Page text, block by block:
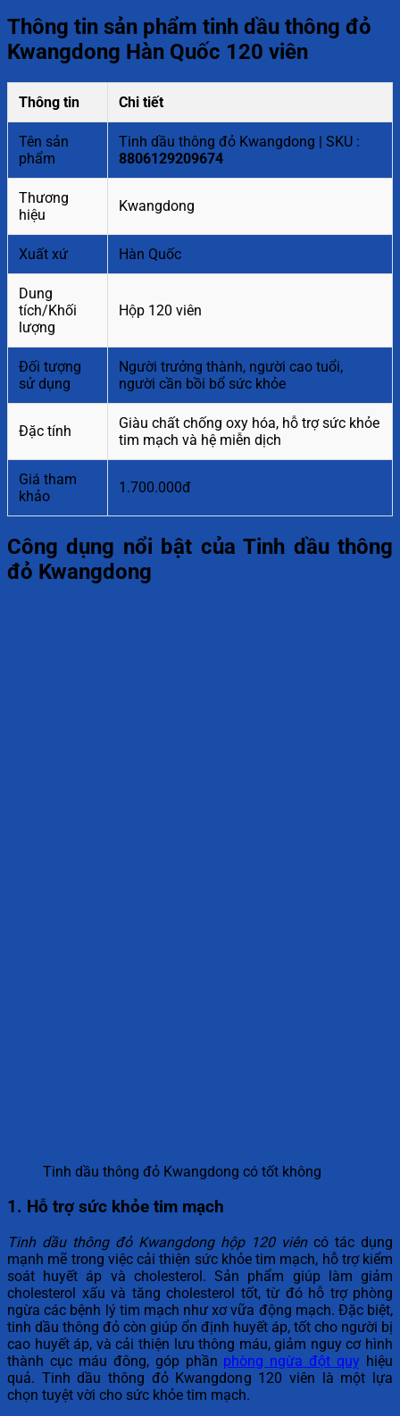
Thông tin sản phẩm tinh dầu thông đỏ
Kwangdong Hàn Quốc 120 viên
Thông tin Chi tiết
Tên sản
phẩm
Tinh dầu thông đỏ Kwangdong | SKU :
8806129209674
Thương
hiệu
Kwangdong
Xuất xứ Hàn Quốc
Dung
tích/Khối
lượng
Hộp 120 viên
Đối tượng
sử dụng
Người trưởng thành, người cao tuổi,
người cần bồi bổ sức khỏe
Đặc tính
Giàu chất chống oxy hóa, hỗ trợ sức khỏe
tim mạch và hệ miễn dịch
Giá tham
khảo
1.700.000đ
Công dụng nổi bật của Tinh dầu thông
đỏ Kwangdong
Tinh dầu thông đỏ Kwangdong có tốt không
1. Hỗ trợ sức khỏe tim mạch
Tinh dầu thông đỏ Kwangdong hộp 120 viêncó tác dụng
mạnh mẽ trong việc cải thiện sức khỏe tim mạch, hỗ trợ kiểm
soát huyết áp và cholesterol. Sản phẩm giúp làm giảm
cholesterol xấu và tăng cholesterol tốt, từ đó hỗ trợ phòng
ngừa các bệnh lý tim mạch như xơ vữa động mạch. Đặc biệt,
tinh dầu thông đỏ còn giúp ổn định huyết áp, tốt cho người bị
cao huyết áp, và cải thiện lưu thông máu, giảm nguy cơ hình
thành cục máu đông, góp phần phòng ngừa đột quỵ hiệu
quả. Tinh dầu thông đỏ Kwangdong 120 viên là một lựa
chọn tuyệt vời cho sức khỏe tim mạch.